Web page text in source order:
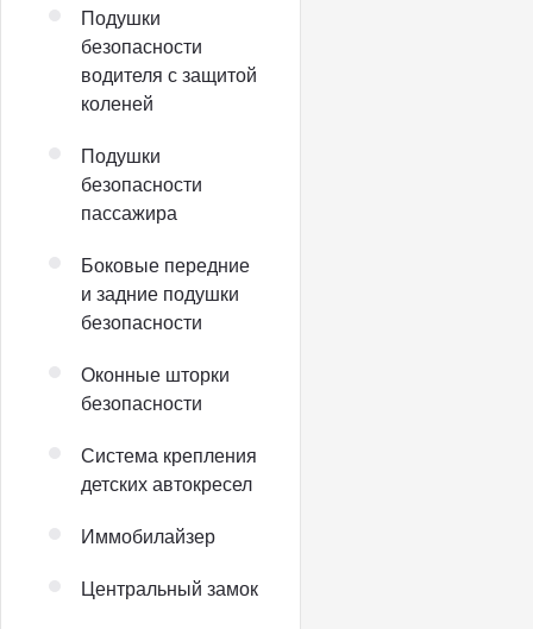
Подушки
безопасности
водителя с защитой
коленей
Подушки
безопасности
пассажира
Боковые передние
и задние подушки
безопасности
Оконные шторки
безопасности
Система крепления
детских автокресел
Иммобилайзер
Центральный замок